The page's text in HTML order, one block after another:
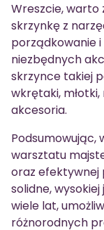
Wreszcie,
skrzynkę z
porządkowanie
niezbędnych
skrzynce takiej
wkrętaki,
akcesoria.
Podsumowując,
warsztatu
oraz efektywnej
solidne,
wiele lat,
różnorodnych